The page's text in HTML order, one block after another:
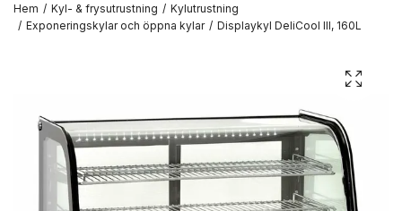
Hem Kyl- & frysutrustning
Kylutrustning
Exponeringskylar och öppna kylar
Displaykyl DeliCool III, 160L